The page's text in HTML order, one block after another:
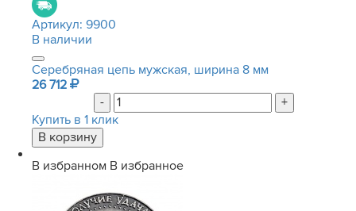
Артикул: 9900
В наличии
Серебряная цепь мужская, ширина 8 мм
26 712
-
+
Купить в 1 клик
В избранном В избранное